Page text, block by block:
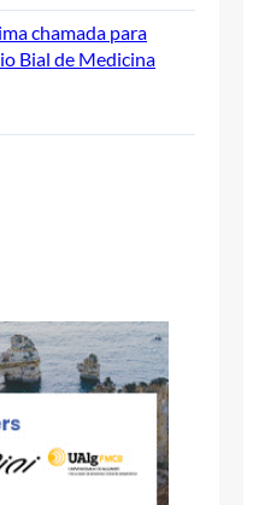
chamada para
Bial de Medicina